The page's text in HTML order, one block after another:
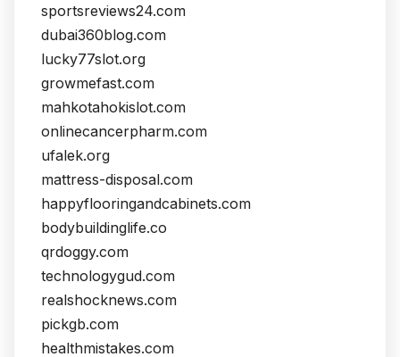
sportsreviews24.com
dubai360blog.com
lucky77slot.org
growmefast.com
mahkotahokislot.com
onlinecancerpharm.com
ufalek.org
mattress-disposal.com
happyflooringandcabinets.com
bodybuildinglife.co
qrdoggy.com
technologygud.com
realshocknews.com
pickgb.com
healthmistakes.com